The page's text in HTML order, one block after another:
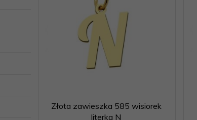
Złota zawieszka 585 wisiorek
literka N